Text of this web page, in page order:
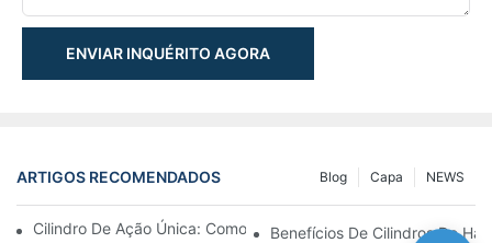
ENVIAR INQUÉRITO AGORA
ARTIGOS RECOMENDADOS NEWS
Capa
Blog
Cilindro De Ação Única: Como Funciona & Aplicações Comuns
Benefícios De Cilindros De